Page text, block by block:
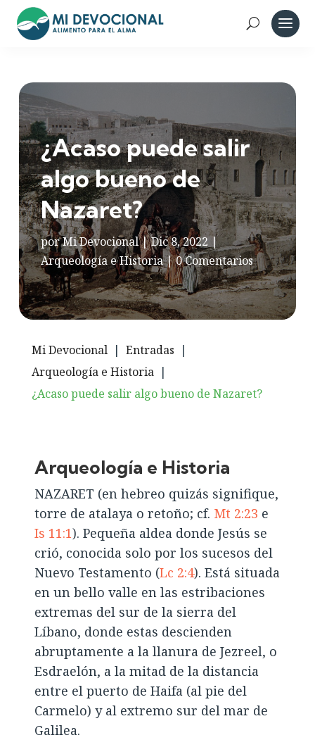
¿Acaso puede salir
algo bueno de
Nazaret?
porMi Devocional|Dic 8, 2022|
Arqueología e Historia|0 Comentarios
Mi Devocional | Entradas |
Arqueología e Historia |
¿Acaso puede salir algo bueno de Nazaret?
Arqueología e Historia
NAZARET (en hebreo quizás signifique,
torre de atalaya o retoño; cf. Mt 2:23 e
Is 11:1). Pequeña aldea donde Jesús se
crió, conocida solo por los sucesos del
Nuevo Testamento (Lc 2:4). Está situada
en un bello valle en las estribaciones
extremas del sur de la sierra del
Líbano, donde estas descienden
abruptamente a la llanura de Jezreel, o
Esdraelón, a la mitad de la distancia
entre el puerto de Haifa (al pie del
Carmelo) y al extremo sur del mar de
Galilea.